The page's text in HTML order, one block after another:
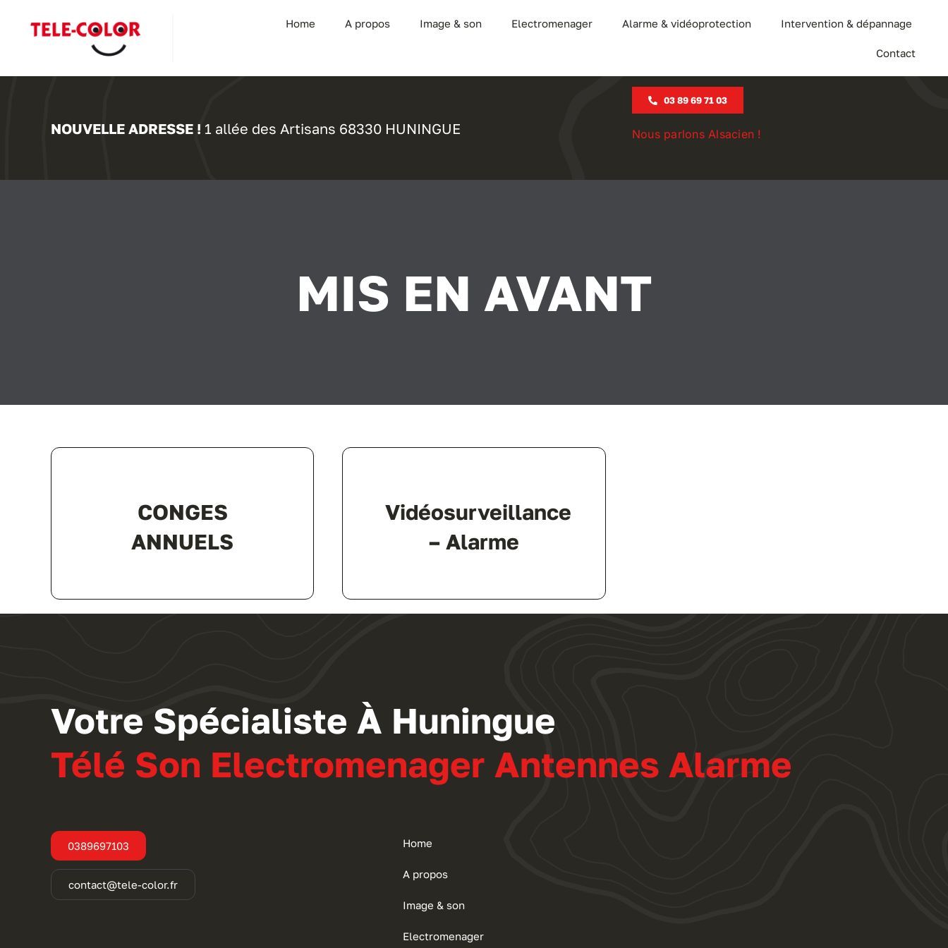
Home A propos Image & son Electromenager Alarme & vidéoprotection Intervention & dépannage
Contact
NOUVELLE ADRESSE ! 1 allée des Artisans 68330 HUNINGUE
03 89 69 71 03
Nous parlons Alsacien !
MIS EN AVANT
CONGES
ANNUELS
Vidéosurveillance
– Alarme
Votre Spécialiste À Huningue
Télé Son Electromenager Antennes Alarme
0389697103
contact@tele-color.fr
Home
A propos
Image & son
Electromenager